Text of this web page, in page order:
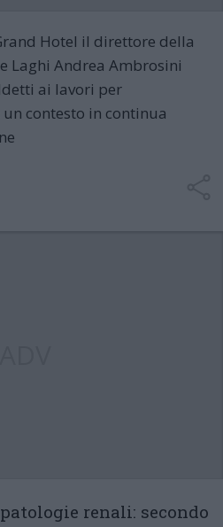
Hotel il direttore della
Laghi Andrea Ambrosini
ai lavori per
contesto in continua
renali: secondo